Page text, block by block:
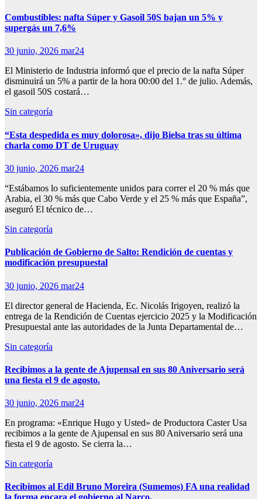
Combustibles: nafta Súper y Gasoil 50S bajan un 5% y
supergás un 7,6%
30 junio, 2026 mar24
El Ministerio de Industria informó que el precio de la nafta Súper
disminuirá un 5% a partir de la hora 00:00 del 1.° de julio. Además,
el gasoil 50S costará…
Sin categoría
“Esta despedida es muy dolorosa», dijo Bielsa tras su última
charla como DT de Uruguay
30 junio, 2026 mar24
“Estábamos lo suficientemente unidos para correr el 20 % más que
Arabia, el 30 % más que Cabo Verde y el 25 % más que España”,
aseguró El técnico de…
Sin categoría
Publicación de Gobierno de Salto: Rendición de cuentas y
modificación presupuestal
30 junio, 2026 mar24
El director general de Hacienda, Ec. Nicolás Irigoyen, realizó la
entrega de la Rendición de Cuentas ejercicio 2025 y la Modificación
Presupuestal ante las autoridades de la Junta Departamental de…
Sin categoría
Recibimos a la gente de Ajupensal en sus 80 Aniversario será
una fiesta el 9 de agosto.
30 junio, 2026 mar24
En programa: «Enrique Hugo y Usted» de Productora Caster Usa
recibimos a la gente de Ajupensal en sus 80 Aniversario será una
fiesta el 9 de agosto. Se cierra la…
Sin categoría
Recibimos al Edil Bruno Moreira (Sumemos) FA una realidad